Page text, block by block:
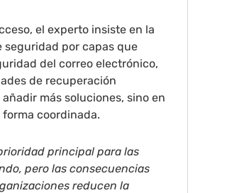
el experto insiste en la
por capas que
del correo electrónico,
de recuperación
más soluciones, sino en
coordinada.
principal para las
pero las consecuencias
reducen la